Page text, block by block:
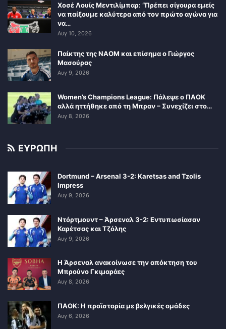
Χοσέ Λουίς Μεντιλίμπαρ: “Πρέπει σίγουρα εμείς
να παίξουμε καλύτερα από τον πρώτο αγώνα για
να…
Αυγ 10, 2026
Παίκτης της ΝΑΟΜ και επίσημα ο Γιώργος
Μασούρας
Αυγ 9, 2026
Women’s Champions League: Πάλεψε ο ΠΑΟΚ
αλλά ηττήθηκε από τη Μπραν – Συνεχίζει στο…
Αυγ 8, 2026
ΕΥΡΩΠΗ
Dortmund – Arsenal 3-2: Karetsas and Tzolis
Impress
Αυγ 9, 2026
Ντόρτμουντ – Άρσεναλ 3-2: Εντυπωσίασαν
Καρέτσας και Τζόλης
Αυγ 9, 2026
Η Άρσεναλ ανακοίνωσε την απόκτηση του
Μπρούνο Γκιμαράες
Αυγ 8, 2026
ΠΑΟΚ: Η προϊστορία με βελγικές ομάδες
Αυγ 6, 2026